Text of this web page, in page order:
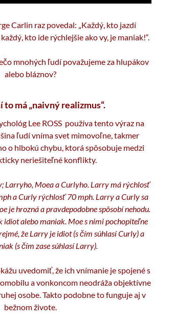
Carlin raz povedal: „Každý, kto jazdí
kto ide rýchlejšie ako vy, je maniak!“.
mnohých ľudí považujeme za hlupákov
alebo bláznov?
to má „naivný realizmus“.
Lee ROSS používa tento výraz na
ľudí vníma svet mimovoľne, takmer
o hlbokú chybu, ktorá spôsobuje medzi
neriešiteľné konflikty.
Larryho, Moea a Curlyho. Larry má rýchlosť
a Curly rýchlosť 70 mph. Larry a Curly sa
je hrozná a pravdepodobne spôsobí nehodu.
idiot alebo maniak. Moe s nimi pochopiteľne
že Larry je idiot (s čím súhlasí Curly) a
(s čím zase súhlasí Larry).
uvedomiť, že ich vnímanie je spojené s
a vonkoncom neodráža objektívne
osobe. Takto podobne to funguje aj v
bežnom živote.